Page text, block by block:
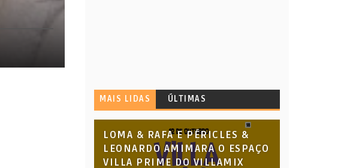
MAIS LIDAS ÚLTIMAS
LOMA & RAFA E PÉRICLES &
LEONARDO AMIMARA O ESPAÇO
VILLA PRIME DO VILLAMIX